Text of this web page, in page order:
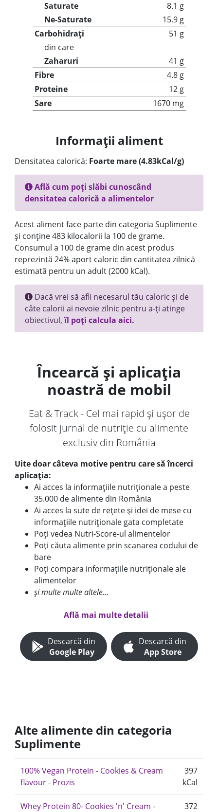
Saturate
8.1 g
Ne-Saturate
15.9 g
Carbohidrați
51 g
din care
Zaharuri
41 g
Fibre
4.8 g
Proteine
12 g
Sare
1670 mg
Informații aliment
Densitatea calorică: Foarte mare (4.83kCal/g)
Află cum poți slăbi cunoscând
densitatea calorică a alimentelor
Acest aliment face parte din categoria Suplimente
și conține 483 kilocalorii la 100 de grame.
Consumul a 100 de grame din acest produs
reprezintă 24% aport caloric din cantitatea zilnică
estimată pentru un adult (2000 kCal).
Dacă vrei să afli necesarul tău caloric și de
câte calorii ai nevoie zilnic pentru a-ți atinge
obiectivul,îl poți calcula aici.
Încearcă și aplicația
noastră de mobil
Eat & Track - Cel mai rapid și ușor de
folosit jurnal de nutriție cu alimente
exclusiv din România
Uite doar câteva motive pentru care să încerci
aplicația:
Ai acces la informațiile nutriționale a peste
35.000 de alimente din România
Ai acces la sute de rețete și idei de mese cu
informațiile nutriționale gata completate
Poți vedea Nutri-Score-ul alimentelor
Poți căuta alimente prin scanarea codului de
bare
Poți compara informațiile nutriționale ale
alimentelor
și multe multe altele...
Află mai multe detalii
Descarcă din
Google Play
Descarcă din
App Store
Alte alimente din categoria
Suplimente
100% Vegan Protein - Cookies & Cream
flavour - Prozis
397
kCal
Whey Protein 80- Cookies 'n' Cream -
372